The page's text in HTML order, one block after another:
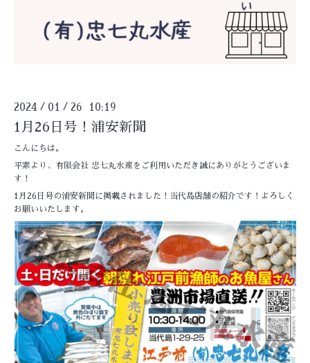
2024 / 01 / 26 10:19
1月26日号！浦安新聞
こんにちは。
平素より、有限会社 忠七丸水産をご利用いただき誠にありがとうございま
す！
1月26日号の浦安新聞に掲載されました！当代島店舗の紹介です！よろしく
お願いいたします。